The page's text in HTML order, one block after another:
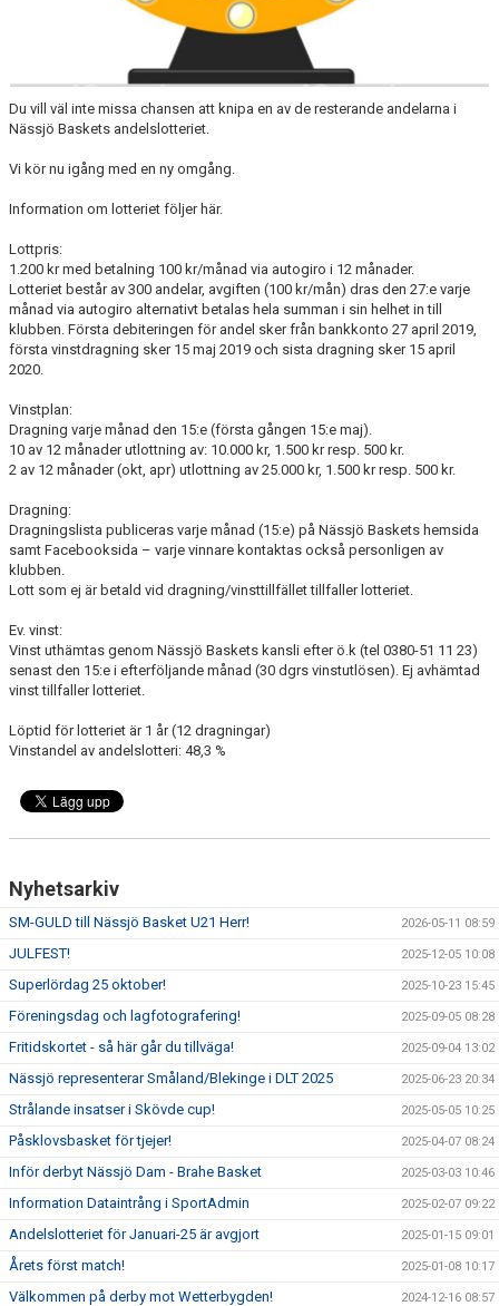
Du vill väl inte missa chansen att knipa en av de resterande andelarna i
Nässjö Baskets andelslotteriet.
Vi kör nu igång med en ny omgång.
Information om lotteriet följer här.
Lottpris:
1.200 kr med betalning 100 kr/månad via autogiro i 12 månader.
Lotteriet består av 300 andelar, avgiften (100 kr/mån) dras den 27:e varje
månad via autogiro alternativt betalas hela summan i sin helhet in till
klubben. Första debiteringen för andel sker från bankkonto 27 april 2019,
första vinstdragning sker 15 maj 2019 och sista dragning sker 15 april
2020.
Vinstplan:
Dragning varje månad den 15:e (första gången 15:e maj).
10 av 12 månader utlottning av: 10.000 kr, 1.500 kr resp. 500 kr.
2 av 12 månader (okt, apr) utlottning av 25.000 kr, 1.500 kr resp. 500 kr.
Dragning:
Dragningslista publiceras varje månad (15:e) på Nässjö Baskets hemsida
samt Facebooksida – varje vinnare kontaktas också personligen av
klubben.
Lott som ej är betald vid dragning/vinsttillfället tillfaller lotteriet.
Ev. vinst:
Vinst uthämtas genom Nässjö Baskets kansli efter ö.k (tel 0380-51 11 23)
senast den 15:e i efterföljande månad (30 dgrs vinstutlösen). Ej avhämtad
vinst tillfaller lotteriet.
Löptid för lotteriet är 1 år (12 dragningar)
Vinstandel av andelslotteri: 48,3 %
Nyhetsarkiv
SM-GULD till Nässjö Basket U21 Herr! 2026-05-11 08:59
JULFEST! 2025-12-05 10:08
Superlördag 25 oktober! 2025-10-23 15:45
Föreningsdag och lagfotografering! 2025-09-05 08:28
Fritidskortet - så här går du tillväga! 2025-09-04 13:02
Nässjö representerar Småland/Blekinge i DLT 2025 2025-06-23 20:34
Strålande insatser i Skövde cup! 2025-05-05 10:25
Påsklovsbasket för tjejer! 2025-04-07 08:24
Inför derbyt Nässjö Dam - Brahe Basket 2025-03-03 10:46
Information Dataintrång i SportAdmin 2025-02-07 09:22
Andelslotteriet för Januari-25 är avgjort 2025-01-15 09:01
Årets först match! 2025-01-08 10:17
Välkommen på derby mot Wetterbygden! 2024-12-16 08:57